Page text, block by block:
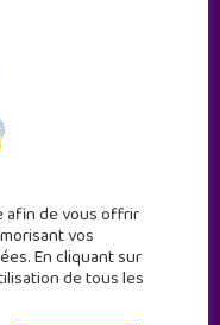
afin de vous offrir
vos
En cliquant sur
de tous les